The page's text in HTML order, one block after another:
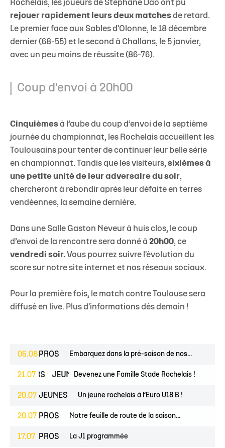
Rochelais, les joueurs de Stéphane Dao ont pu
rejouer rapidement leurs deux matches de retard.
Le premier face aux Sables d'Olonne, le 18 décembre
dernier (68-55) et le second à Challans, le 5 janvier,
avec un peu moins de réussite (86-76).
Coup d'envoi à 20h00
Cinquièmes à l’aube du coup d’envoi de la septième
journée du championnat, les Rochelais accueillent les
Toulousains pour tenter de continuer leur belle série
en championnat. Tandis que les visiteurs, sixièmes à
une petite unité de leur adversaire du soir,
chercheront à rebondir après leur défaite en terres
vendéennes, la semaine dernière.
Dans une Salle Gaston Neveur à huis clos, le coup
d’envoi de la rencontre sera donné à 20h00, ce
vendredi soir. Vous pourrez suivre l'évolution du
score sur notre site internet et nos réseaux sociaux.
Pour la première fois, le match contre Toulouse sera
diffusé en live. Plus d'informations dès demain !
06.08 PROS Embarquez dans la pré-saison de nos...
21.07
ESPOIRS JEUNES Devenez une Famille Stade Rochelais !
20.07 JEUNES Un jeune rochelais à l’Euro U18 B !
20.07 PROS Notre feuille de route de la saison...
17.07 PROS La J1 programmée